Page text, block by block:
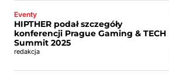
Eventy
HIPTHER podał szczegóły
konferencji Prague Gaming & TECH
Summit 2025
redakcja